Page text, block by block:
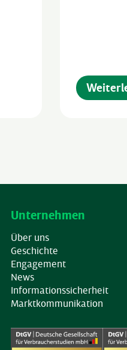
Unternehmen
Über uns
Geschichte
Engagement
News
Informationssicherheit
Marktkommunikation